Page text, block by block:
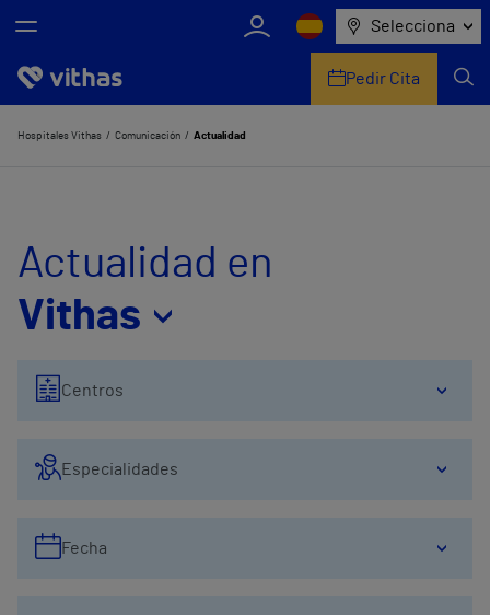
Selecciona
Nosotros
Comunicación
Pedir Cita
Hospitales Vithas Comunicación Actualidad
Actualidad en
Vithas
Centros
Especialidades
Fecha